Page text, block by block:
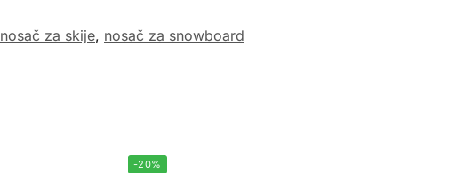
nosač za skije, nosač za snowboard
-20%